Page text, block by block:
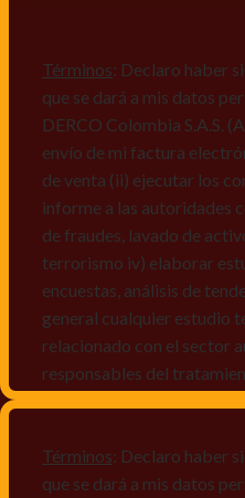
Términos: Declaro haber
que se dará a mis datos
DERCO Colombia S.A.S.
envío de mi factura
de venta (ii) ejecutar los
informe a las autoridades
de fraudes, lavado de
terrorismo iv) elaborar
encuestas, análisis de
general cualquier estudio
relacionado con el sector
responsables del
mismos, vi) crear bases de
características y perfiles
Términos: Declaro haber
que se dará a mis datos